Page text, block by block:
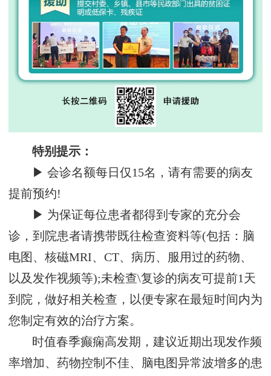
特别提示：
▶ 会诊名额每日仅15名，请有需要的病友
提前预约!
▶ 为保证每位患者都得到专家的充分会
诊，到院患者请携带既往检查资料等(包括：脑
电图、核磁MRI、CT、病历、服用过的药物、
以及发作视频等);未检查\复诊的病友可提前1天
到院，做好相关检查，以便专家在最短时间内为
您制定有效的治疗方案。
时值春季癫痫高发期，建议近期出现发作频
率增加、药物控制不佳、脑电图异常波增多的患